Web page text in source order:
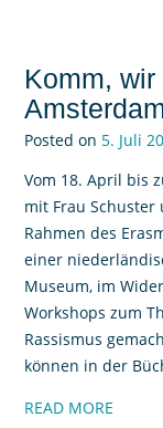
Komm,
Posted on 5. Juli
Vom 18. April bis
mit Frau
Rahmen des
einer
Museum, im
Workshops zum
Rassismus
können in der
READ MORE